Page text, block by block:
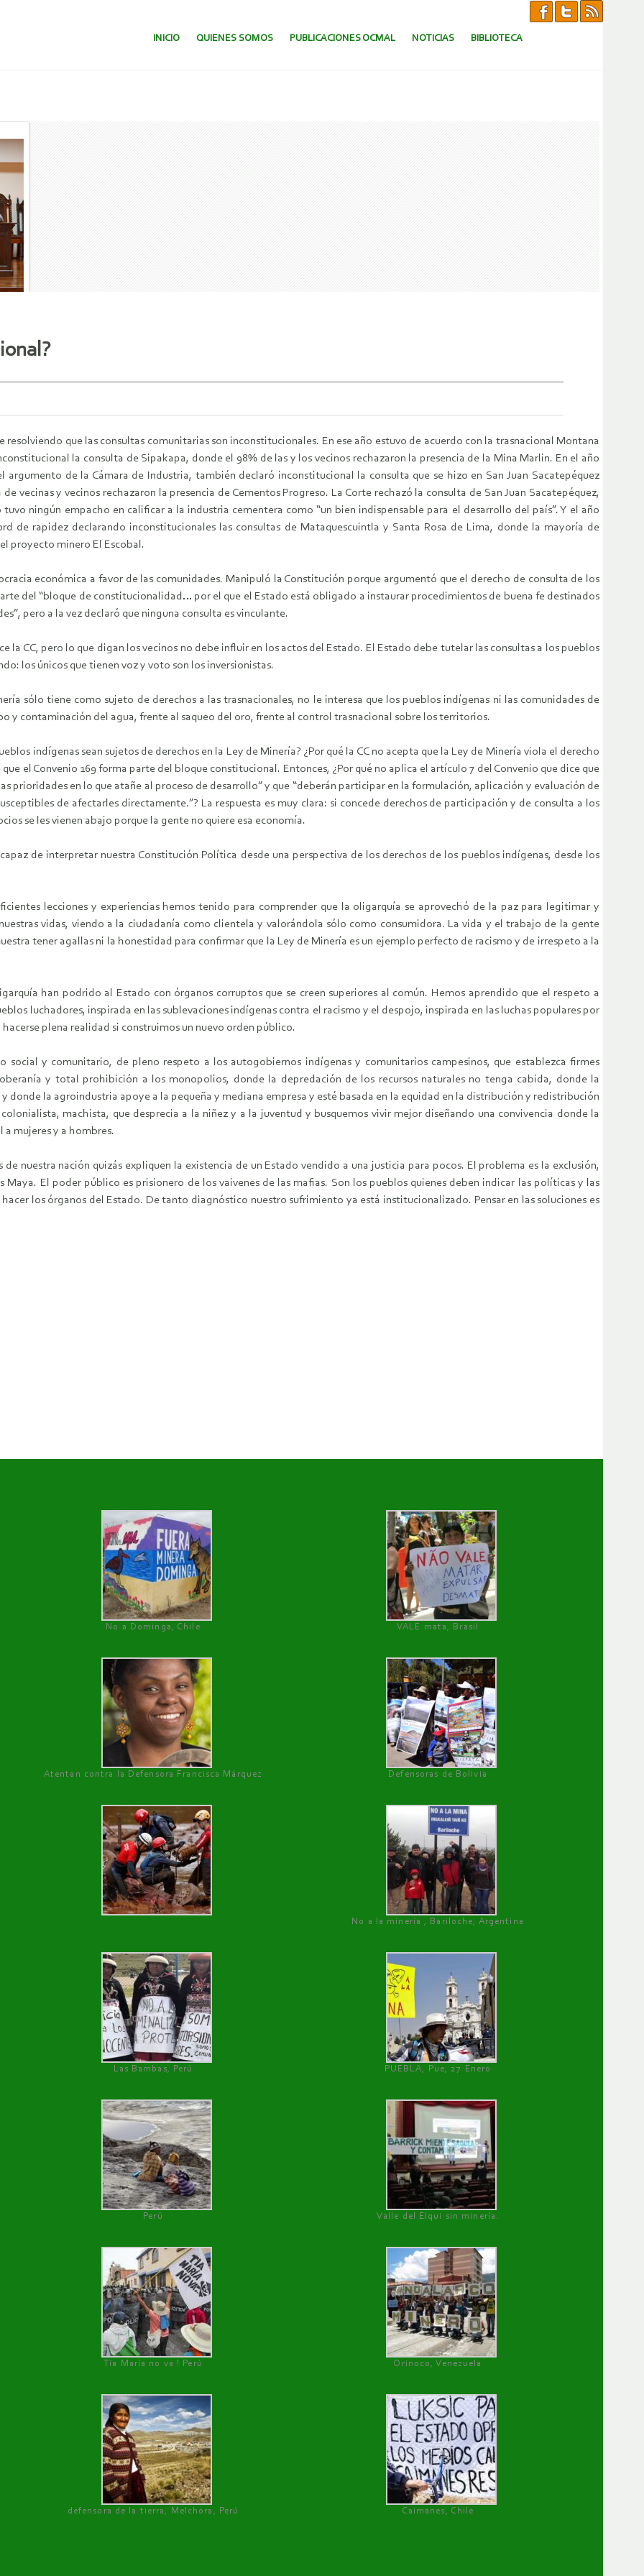
SALTAR AL CONTENIDO.
INICIO QUIENES SOMOS PUBLICACIONES OCMAL NOTICIAS BIBLIOTECA
resolviendo que las consultas comunitarias son inconstitucionales. En ese año estuvo de acuerdo con la trasnacional Montana
la consulta de Sipakapa, donde el 98% de las y los vecinos rechazaron la presencia de la Mina Marlin. En el año
argumento de la Cámara de Industria, también declaró inconstitucional la consulta que se hizo en San Juan Sacatepéquez
vecinas y vecinos rechazaron la presencia de Cementos Progreso. La Corte rechazó la consulta de San Juan Sacatepéquez,
tuvo ningún empacho en calificar a la industria cementera como “un bien indispensable para el desarrollo del país”. Y el año
de rapidez declarando inconstitucionales las consultas de Mataquescuintla y Santa Rosa de Lima, donde la mayoría de
proyecto minero El Escobal.
económica a favor de las comunidades. Manipuló la Constitución porque argumentó que el derecho de consulta de los
del “bloque de constitucionalidad… por el que el Estado está obligado a instaurar procedimientos de buena fe destinados
pero a la vez declaró que ninguna consulta es vinculante.
la CC, pero lo que digan los vecinos no debe influir en los actos del Estado. El Estado debe tutelar las consultas a los pueblos
los únicos que tienen voz y voto son los inversionistas.
sólo tiene como sujeto de derechos a las trasnacionales, no le interesa que los pueblos indígenas ni las comunidades de
y contaminación del agua, frente al saqueo del oro, frente al control trasnacional sobre los territorios.
indígenas sean sujetos de derechos en la Ley de Minería? ¿Por qué la CC no acepta que la Ley de Minería viola el derecho
el Convenio 169 forma parte del bloque constitucional. Entonces, ¿Por qué no aplica el artículo 7 del Convenio que dice que
prioridades en lo que atañe al proceso de desarrollo” y que “deberán participar en la formulación, aplicación y evaluación de
de afectarles directamente.”? La respuesta es muy clara: si concede derechos de participación y de consulta a los
se les vienen abajo porque la gente no quiere esa economía.
de interpretar nuestra Constitución Política desde una perspectiva de los derechos de los pueblos indígenas, desde los
lecciones y experiencias hemos tenido para comprender que la oligarquía se aprovechó de la paz para legitimar y
vidas, viendo a la ciudadanía como clientela y valorándola sólo como consumidora. La vida y el trabajo de la gente
tener agallas ni la honestidad para confirmar que la Ley de Minería es un ejemplo perfecto de racismo y de irrespeto a la
han podrido al Estado con órganos corruptos que se creen superiores al común. Hemos aprendido que el respeto a
luchadores, inspirada en las sublevaciones indígenas contra el racismo y el despojo, inspirada en las luchas populares por
plena realidad si construimos un nuevo orden público.
social y comunitario, de pleno respeto a los autogobiernos indígenas y comunitarios campesinos, que establezca firmes
y total prohibición a los monopolios, donde la depredación de los recursos naturales no tenga cabida, donde la
donde la agroindustria apoye a la pequeña y mediana empresa y esté basada en la equidad en la distribución y redistribución
machista, que desprecia a la niñez y a la juventud y busquemos vivir mejor diseñando una convivencia donde la
mujeres y a hombres.
nuestra nación quizás expliquen la existencia de un Estado vendido a una justicia para pocos. El problema es la exclusión,
Maya. El poder público es prisionero de los vaivenes de las mafias. Son los pueblos quienes deben indicar las políticas y las
los órganos del Estado. De tanto diagnóstico nuestro sufrimiento ya está institucionalizado. Pensar en las soluciones es
No a Dominga, Chile
VALE mata, Brasil
Atentan contra la Defensora Francisca Márquez Defensoras de Bolivia
No a la minería , Bariloche, Argentina
Las Bambas, Perú PUEBLA, Pue, 27 Enero
Perú Valle del Elqui sin minería.
Tía María no va ! Perú Orinoco, Venezuela
defensora de la tierra, Melchora, Perú Caimanes, Chile